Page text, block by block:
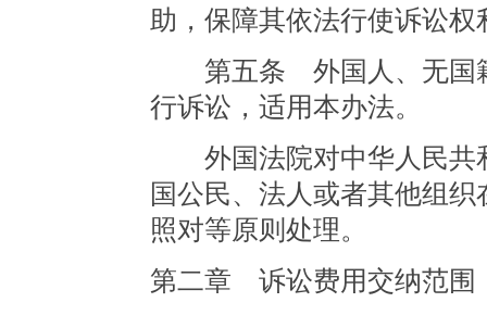
助，保障其依法行使诉讼
第五条 外国人、无国籍
行诉讼，适用本办法。
外国法院对中华人民共
国公民、法人或者其他组
照对等原则处理。
第二章 诉讼费用交纳范围